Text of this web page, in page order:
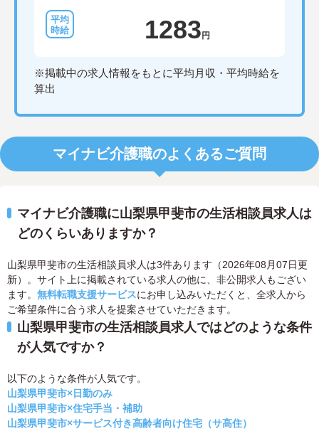
1283 円
※掲載中の求人情報をもとに平均月収・平均時給を
算出
マイナビ介護職のよくあるご質問
マイナビ介護職に山梨県甲斐市の生活相談員求人は
どのくらいありますか？
山梨県甲斐市の生活相談員求人は3件あります（2026年08月07日更
新）。サイト上に掲載されている求人の他に、非公開求人もござい
ます。 無料転職支援サービスにお申し込みいただくと、全求人から
ご希望条件に合う求人を提案させていただきます。
山梨県甲斐市の生活相談員求人ではどのような条件
が人気ですか？
以下のような条件が人気です。
山梨県甲斐市×日勤のみ
山梨県甲斐市×住宅手当・補助
山梨県甲斐市×サービス付き高齢者向け住宅（サ高住）